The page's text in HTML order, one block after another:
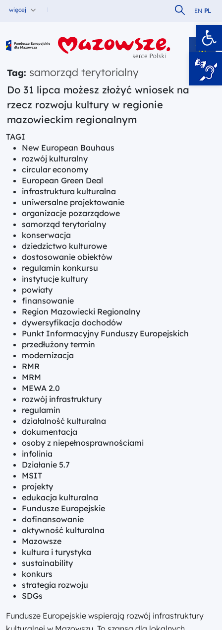
więcej Szukaj w
EN PL
Fundusze Europejskie dla Mazowsza
Tag: samorząd terytorialny
Do 31 lipca możesz złożyć wniosek na
rzecz rozwoju kultury w regionie
mazowieckim regionalnym
TAGI
New European Bauhaus
rozwój kulturalny
circular economy
European Green Deal
infrastruktura kulturalna
uniwersalne projektowanie
organizacje pozarządowe
samorząd terytorialny
konserwacja
dziedzictwo kulturowe
dostosowanie obiektów
regulamin konkursu
instytucje kultury
powiaty
finansowanie
Region Mazowiecki Regionalny
dywersyfikacja dochodów
Punkt Informacyjny Funduszy Europejskich
przedłużony termin
modernizacja
RMR
MRM
MEWA 2.0
rozwój infrastruktury
regulamin
działalność kulturalna
dokumentacja
osoby z niepełnosprawnościami
infolinia
Działanie 5.7
MSIT
projekty
edukacja kulturalna
Fundusze Europejskie
dofinansowanie
aktywność kulturalna
Mazowsze
kultura i turystyka
sustainability
konkurs
strategia rozwoju
SDGs
Fundusze Europejskie wspierają rozwój infrastruktury